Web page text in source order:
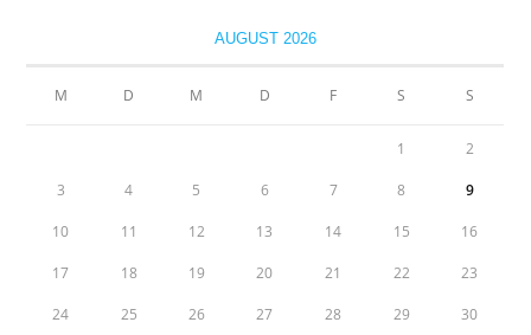
AUGUST 2026
M D M D F S S
1 2
3 4 5 6 7 8 9
10 11 12 13 14 15 16
17 18 19 20 21 22 23
24 25 26 27 28 29 30